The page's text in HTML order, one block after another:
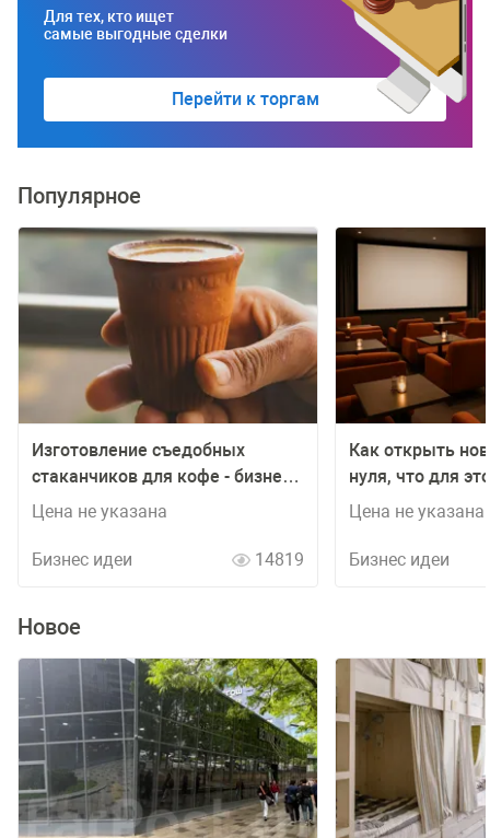
Для тех, кто ищет
самые выгодные сделки
Перейти к торгам
Популярное
Изготовление съедобных
стаканчиков для кофе - бизнес
идея с расчетами
Цена не указана
Бизнес идеи 14819
Как открыть
нуля, что для
Цена не указана
Бизнес идеи
Новое